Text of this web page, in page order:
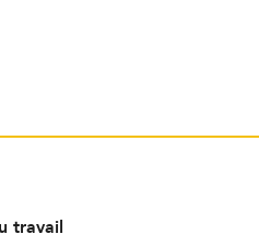
travail